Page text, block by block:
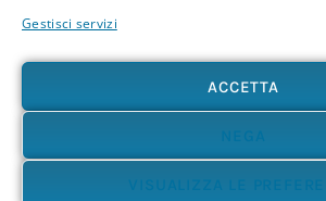
Gestisci servizi
ACCETTA
NEGA
VISUALIZZA LE
divulgativi associati alla BioPsicoQuantistica®, non
consulenze, diagnosi o trattamenti medici e psicologici. In
di qualunque natura – fisica, psicologica o emotiva – si
proprio medico o a un professionista sanitario qualificato.
responsabile delle proprie scelte e dell’uso delle
l’autore e i collaboratori del progetto da qualsiasi